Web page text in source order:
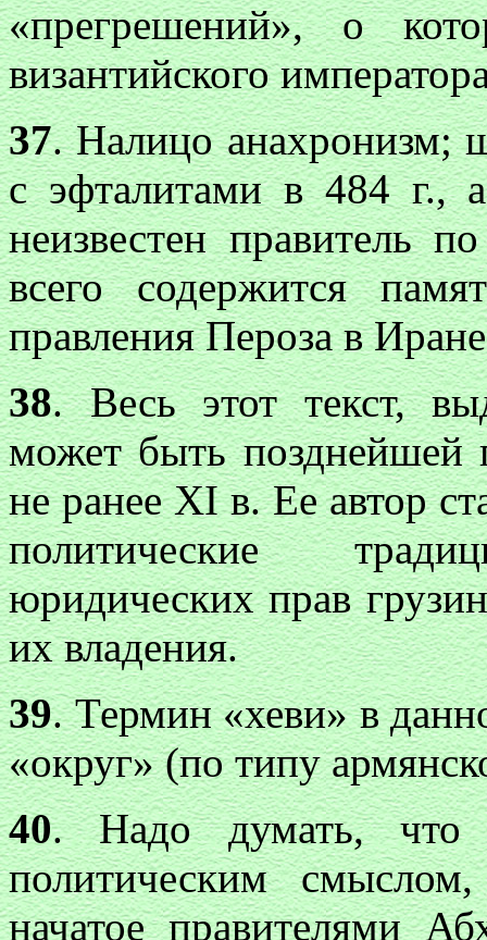
«прегрешений», о
византийского
37. Налицо анахронизм;
с эфталитами в 484 г.,
неизвестен правитель
всего содержится
правления Пероза в
38. Весь этот текст,
может быть позднейшей
не ранееXIв. Ее автор
политические
юридических прав
их владения.
39. Термин «хеви» в
«округ» (по типу
40. Надо думать, что
политическим
начатое правителями